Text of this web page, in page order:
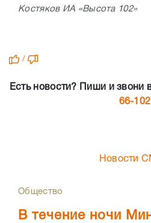
Костяков ИА «Высота 102»
/
Есть новости? Пиши и звони
66-102
Новости
Общество
В течение ночи